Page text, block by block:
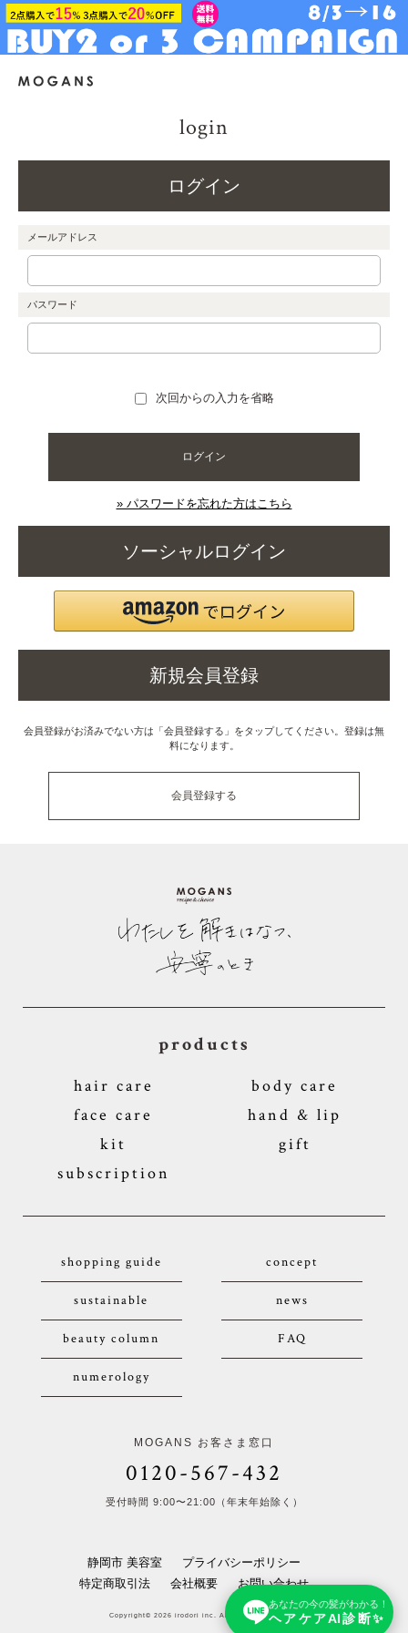
あなたの今の髪がわかる！
ヘアケアAI診断✨
login
ログイン
メールアドレス
パスワード
次回からの入力を省略
ログイン
» パスワードを忘れた方はこちら
ソーシャルログイン
新規会員登録
会員登録がお済みでない方は「会員登録する」をタップしてください。登録は無
料になります。
会員登録する
products
hair care
body care
face care
hand & lip
kit
gift
subscription
shopping guide concept
sustainable news
beauty column FAQ
numerology
MOGANS お客さま窓口
0120-567-432
受付時間 9:00〜21:00（年末年始除く）
静岡市 美容室
プライバシーポリシー
特定商取引法
会社概要 お問い合わせ
Copyright© 2026 irodori inc. All Rights Reserved.